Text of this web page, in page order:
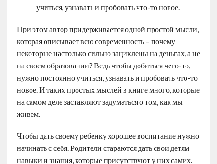
учиться, узнавать и пробовать что-то новое.
При этом автор придерживается одной простой мысли,
которая описывает всю современность – почему
некоторые настолько сильно зациклены на деньгах, а не
на своем образовании? Ведь чтобы добиться чего-то,
нужно постоянно учиться, узнавать и пробовать что-то
новое. И таких простых мыслей в книге много, которые
на самом деле заставляют задуматься о том, как мы
живем.
Чтобы дать своему ребенку хорошее воспитание нужно
начинать с себя. Родители стараются дать свои детям
навыки и знания, которые присутствуют у них самих.